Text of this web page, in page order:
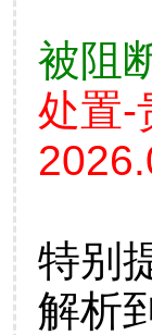
被阻
处置-
特别
解析